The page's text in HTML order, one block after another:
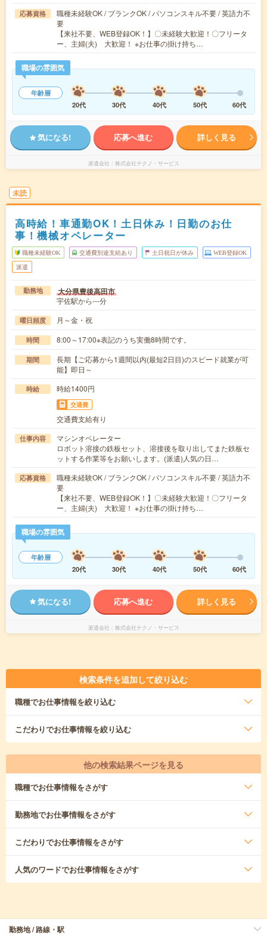
応募資格
職種未経験OK / ブランクOK / パソコンスキル不要 / 英語力不
要
【来社不要、WEB登録OK！】〇未経験大歓迎！〇フリータ
ー、主婦(夫) 大歓迎！ ※お仕事の掛け持ち…
職場の雰囲気
年齢層
20代
30代 40代 50代 60代
気になる! 応募へ進む 詳しく見る
派遣会社 株式会社テクノ・サービス
未読
高時給！車通勤OK！土日休み！日勤のお仕
事！機械オペレーター
職種未経験OK 交通費別途支給あり 土日祝日が休み WEB登録OK
派遣
勤務地 大分県豊後高田市
宇佐駅から---分
曜日頻度 月～金・祝
時間 8:00～17:00※表記のうち実働8時間です。
期間
長期【ご応募から1週間以内(最短2日目)のスピード就業が可
能】即日～
時給 時給1400円
交通費
交通費支給有り
仕事内容
マシンオペレーター
ロボット溶接の鉄板セット、溶接後を取り出してまた鉄板セ
ットする作業等をお願いします。(派遣)人気の日…
応募資格
職種未経験OK / ブランクOK / パソコンスキル不要 / 英語力不
要
【来社不要、WEB登録OK！】〇未経験大歓迎！〇フリータ
ー、主婦(夫) 大歓迎！ ※お仕事の掛け持ち…
職場の雰囲気
年齢層
20代
30代 40代 50代 60代
気になる! 応募へ進む 詳しく見る
派遣会社 株式会社テクノ・サービス
検索条件を追加して絞り込む
職種でお仕事情報を絞り込む
こだわりでお仕事情報を絞り込む
他の検索結果ページを見る
職種でお仕事情報をさがす
勤務地でお仕事情報をさがす
こだわりでお仕事情報をさがす
人気のワードでお仕事情報をさがす
勤務地 / 路線・駅